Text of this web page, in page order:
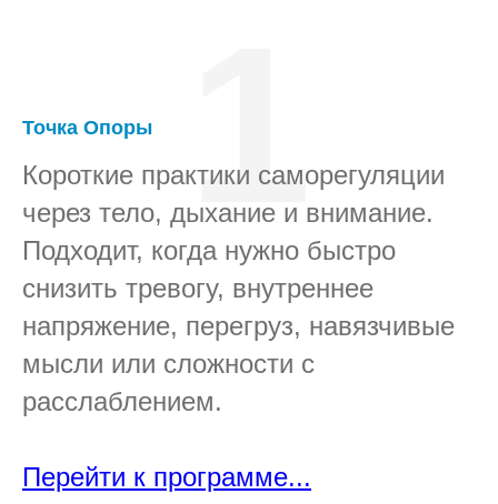
Точка Опоры
Короткие практики саморегуляции
через тело, дыхание и внимание.
Подходит, когда нужно быстро
снизить тревогу, внутреннее
напряжение, перегруз, навязчивые
мысли или сложности с
расслаблением.
Перейти к программе...
1